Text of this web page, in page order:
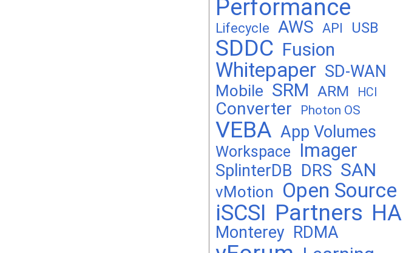
Performance
Lifecycle AWS API USB
SDDC Fusion
Whitepaper SD-WAN
Mobile SRM ARM HCI
Converter Photon OS
VEBA App Volumes
Workspace Imager
SplinterDB DRS SAN
vMotion Open Source
iSCSI Partners HA
Monterey RDMA